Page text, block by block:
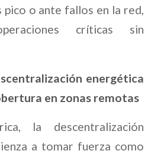
pico o ante fallos en la red,
críticas sin
energética
en zonas remotas
la descentralización
a tomar fuerza como